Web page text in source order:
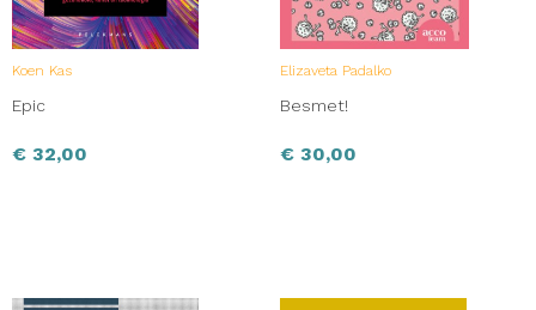
Koen Kas
Epic
€ 32,00
Elizaveta Padalko
Besmet!
€ 30,00